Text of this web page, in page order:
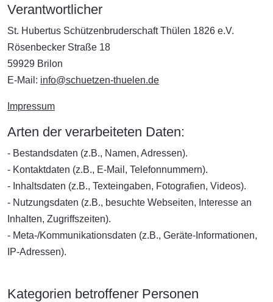
Verantwortlicher
St. Hubertus Schützenbruderschaft Thülen 1826 e.V.
Rösenbecker Straße 18
59929 Brilon
E-Mail: info@schuetzen-thuelen.de
Impressum
Arten der verarbeiteten Daten:
- Bestandsdaten (z.B., Namen, Adressen).
- Kontaktdaten (z.B., E-Mail, Telefonnummern).
- Inhaltsdaten (z.B., Texteingaben, Fotografien, Videos).
- Nutzungsdaten (z.B., besuchte Webseiten, Interesse an
Inhalten, Zugriffszeiten).
- Meta-/Kommunikationsdaten (z.B., Geräte-Informationen,
IP-Adressen).
Kategorien betroffener Personen